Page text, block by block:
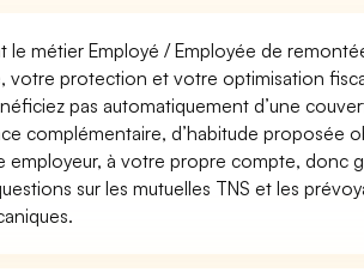
le métier Employé / Employée de
votre protection et votre optimisation
pas automatiquement d’une
complémentaire, d’habitude proposée
à votre propre compte, donc
sur les mutuelles TNS et les